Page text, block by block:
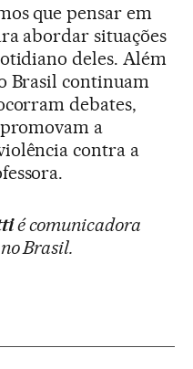
que pensar em
abordar situações
deles. Além
Brasil continuam
debates,
a
contra a
é comunicadora
Brasil.